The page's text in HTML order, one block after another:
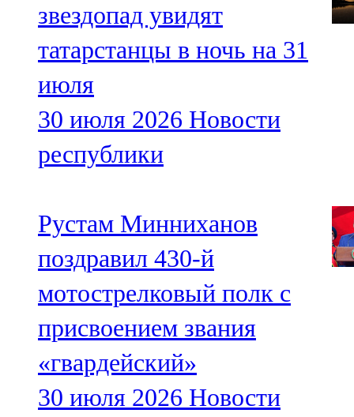
звездопад увидят
татарстанцы в ночь на 31
июля
30 июля 2026 Новости
республики
Рустам Минниханов
поздравил 430-й
мотострелковый полк с
присвоением звания
«гвардейский»
30 июля 2026 Новости